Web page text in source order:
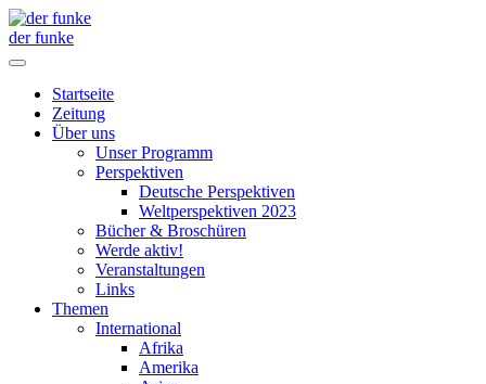
der funke
Startseite
Zeitung
Über uns
Unser Programm
Perspektiven
Deutsche Perspektiven
Weltperspektiven 2023
Bücher & Broschüren
Werde aktiv!
Veranstaltungen
Links
Themen
International
Afrika
Amerika